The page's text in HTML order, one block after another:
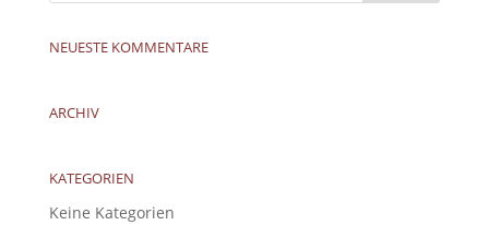
NEUESTE KOMMENTARE
ARCHIV
KATEGORIEN
Keine Kategorien